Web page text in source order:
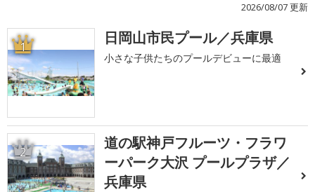
2026/08/07 更新
1 日岡山市民プール／兵庫県
小さな子供たちのプールデビューに最適
2
道の駅神戸フルーツ・フラワ
ーパーク大沢 プールプラザ／
兵庫県